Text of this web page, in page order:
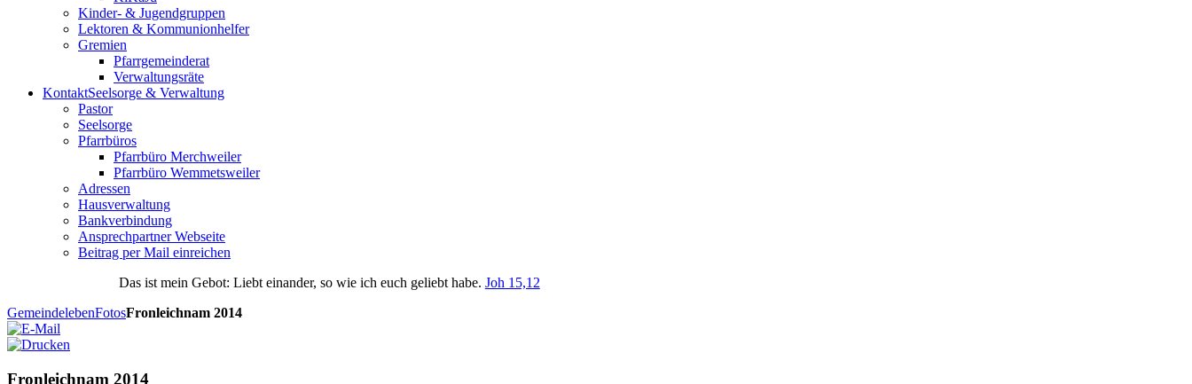
Kinder- & Jugendgruppen
Lektoren & Kommunionhelfer
Gremien
Pfarrgemeinderat
Verwaltungsräte
KontaktSeelsorge & Verwaltung
Pastor
Seelsorge
Pfarrbüros
Pfarrbüro Merchweiler
Pfarrbüro Wemmetsweiler
Adressen
Hausverwaltung
Bankverbindung
Ansprechpartner Webseite
Beitrag per Mail einreichen
Das ist mein Gebot: Liebt einander, so wie ich euch geliebt habe. Joh 15,12
GemeindelebenFotosFronleichnam 2014
Fronleichnam 2014